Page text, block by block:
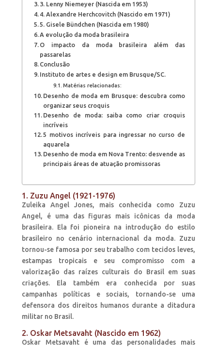
3. Lenny Niemeyer (Nascida em 1953)
4. Alexandre Herchcovitch (Nascido em 1971)
5. Gisele Bündchen (Nascida em 1980)
A evolução da moda brasileira
O impacto da moda brasileira além das
passarelas
Conclusão
Instituto de artes e design em Brusque/SC.
Matérias relacionadas:
Desenho de moda em Brusque: descubra como
organizar seus croquis
Desenho de moda: saiba como criar croquis
incríveis
5 motivos incríveis para ingressar no curso de
aquarela
Desenho de moda em Nova Trento: desvende as
principais áreas de atuação promissoras
1. Zuzu Angel (1921-1976)
Zuleika Angel Jones, mais conhecida como Zuzu
Angel, é uma das figuras mais icônicas da moda
brasileira. Ela foi pioneira na introdução do estilo
brasileiro no cenário internacional da moda. Zuzu
tornou-se famosa por seu trabalho com tecidos leves,
estampas tropicais e seu compromisso com a
valorização das raízes culturais do Brasil em suas
criações. Ela também era conhecida por suas
campanhas políticas e sociais, tornando-se uma
defensora dos direitos humanos durante a ditadura
militar no Brasil.
2. Oskar Metsavaht (Nascido em 1962)
Oskar Metsavaht é uma das personalidades mais